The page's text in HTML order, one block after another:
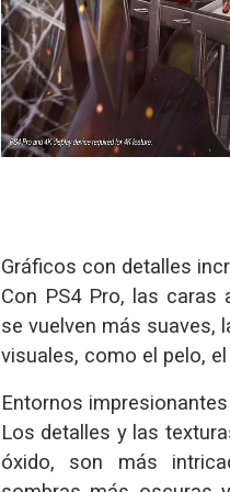
Gráficos con detalles
Con PS4 Pro, las caras
se vuelven más suaves,
visuales, como el pelo,
Entornos impresionantes
Los detalles y las
óxido, son más